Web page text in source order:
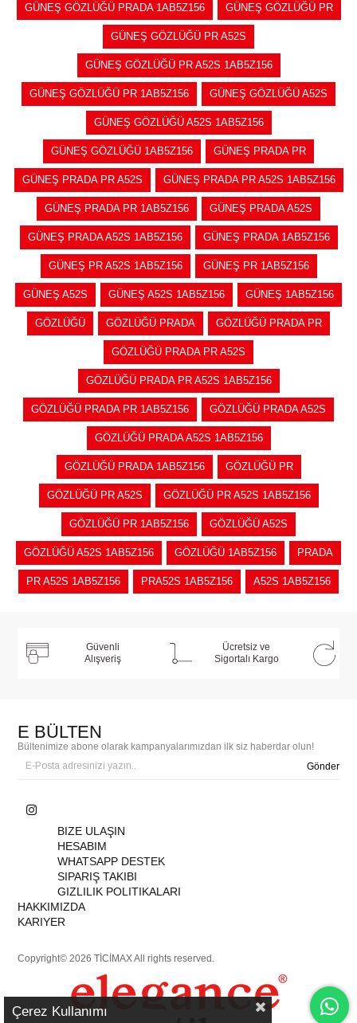
GÜNEŞ GÖZLÜĞÜ PRADA 1AB5Z156 GÜNEŞ GÖZLÜĞÜ PR
GÜNEŞ GÖZLÜĞÜ PR A52S
GÜNEŞ GÖZLÜĞÜ PR A52S 1AB5Z156
GÜNEŞ GÖZLÜĞÜ PR 1AB5Z156 GÜNEŞ GÖZLÜĞÜ A52S
GÜNEŞ GÖZLÜĞÜ A52S 1AB5Z156
GÜNEŞ GÖZLÜĞÜ 1AB5Z156 GÜNEŞ PRADA PR
GÜNEŞ PRADA PR A52S GÜNEŞ PRADA PR A52S 1AB5Z156
GÜNEŞ PRADA PR 1AB5Z156 GÜNEŞ PRADA A52S
GÜNEŞ PRADA A52S 1AB5Z156 GÜNEŞ PRADA 1AB5Z156
GÜNEŞ PR A52S 1AB5Z156 GÜNEŞ PR 1AB5Z156
GÜNEŞ A52S GÜNEŞ A52S 1AB5Z156 GÜNEŞ 1AB5Z156
GÖZLÜĞÜ GÖZLÜĞÜ PRADA GÖZLÜĞÜ PRADA PR
GÖZLÜĞÜ PRADA PR A52S
GÖZLÜĞÜ PRADA PR A52S 1AB5Z156
GÖZLÜĞÜ PRADA PR 1AB5Z156 GÖZLÜĞÜ PRADA A52S
GÖZLÜĞÜ PRADA A52S 1AB5Z156
GÖZLÜĞÜ PRADA 1AB5Z156 GÖZLÜĞÜ PR
GÖZLÜĞÜ PR A52S GÖZLÜĞÜ PR A52S 1AB5Z156
GÖZLÜĞÜ PR 1AB5Z156 GÖZLÜĞÜ A52S
GÖZLÜĞÜ A52S 1AB5Z156 GÖZLÜĞÜ 1AB5Z156 PRADA
PR A52S 1AB5Z156 PRA52S 1AB5Z156 A52S 1AB5Z156
Güvenli
Alışveriş
Ücretsiz ve
Sigortalı Kargo
E BÜLTEN
Bültenimize abone olarak kampanyalarımızdan ilk siz haberdar olun!
Gönder
BIZE ULAŞIN
HESABIM
WHATSAPP DESTEK
SIPARIŞ TAKIBI
GIZLILIK POLITIKALARI
HAKKIMIZDA
KARIYER
Copyright© 2026 TİCİMAX All rights reserved.
Çerez Kullanımı